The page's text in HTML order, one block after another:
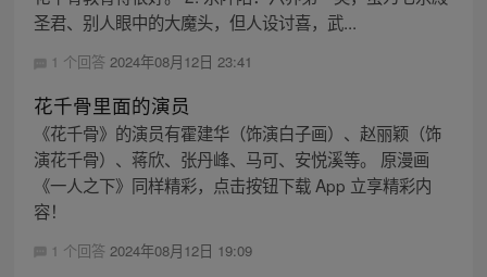
圣君、别人眼中的大魔头，但人设讨喜，武...
1 个回答 2024年08月12日 23:41
花千骨里面的演员
《花千骨》的演员有霍建华（饰演白子画）、赵丽颖（饰
演花千骨）、蒋欣、张丹峰、马可、安悦溪等。 原漫画
《一人之下》同样精彩，点击按钮下载 App 立享精彩内
容！
1 个回答 2024年08月12日 19:09